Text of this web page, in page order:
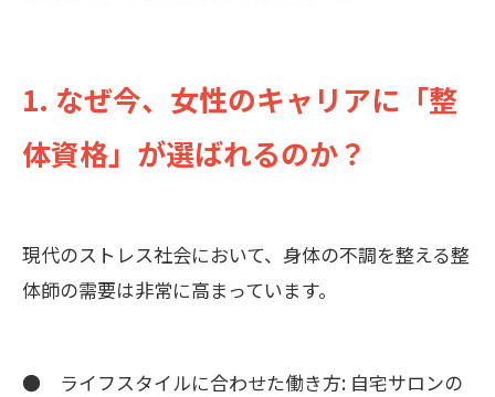
1. なぜ今、女性のキャリアに「整
体資格」が選ばれるのか？
現代のストレス社会において、身体の不調を整える整
体師の需要は非常に高まっています。
● ライフスタイルに合わせた働き方: 自宅サロンの